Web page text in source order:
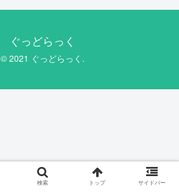
ぐっどらっく
© 2021 ぐっどらっく.
検索 トップ サイドバー